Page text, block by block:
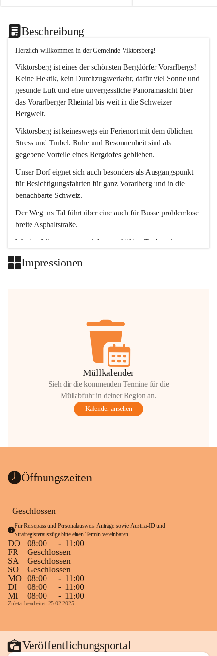
Beschreibung
Herzlich willkommen in der Gemeinde Viktorsberg!
Viktorsberg ist eines der schönsten Bergdörfer Vorarlbergs!
Keine Hektik, kein Durchzugsverkehr, dafür viel Sonne und
gesunde Luft und eine unvergessliche Panoramasicht über
das Vorarlberger Rheintal bis weit in die Schweizer
Bergwelt.
Viktorsberg ist keineswegs ein Ferienort mit dem üblichen
Stress und Trubel. Ruhe und Besonnenheit sind als
gegebene Vorteile eines Bergdofes geblieben.
Unser Dorf eignet sich auch besonders als Ausgangspunkt
für Besichtigungsfahrten für ganz Vorarlberg und in die
benachbarte Schweiz.
Der Weg ins Tal führt über eine auch für Busse problemlose
breite Asphaltstraße.
Wenige Minuten nur, und das geschäftige Treiben der
Impressionen
Müllkalender
Sieh dir die kommenden Termine für die
Müllabfuhr in deiner Region an.
Kalender ansehen
Öffnungszeiten
Geschlossen
Für Reisepass und Personalausweis Anträge sowie Austria-ID und
Strafregisterauszüge bitte einen Termin vereinbaren.
DO 08:00 - 11:00
FR
Geschlossen
SA
Geschlossen
SO
Geschlossen
MO 08:00 - 11:00
DI
08:00 - 11:00
MI
08:00 - 11:00
Zuletzt bearbeitet: 25.02.2025
Veröffentlichungsportal